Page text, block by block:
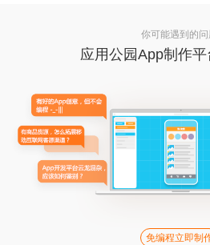
你可能遇到的问
应用公园App制作
免编程立即制